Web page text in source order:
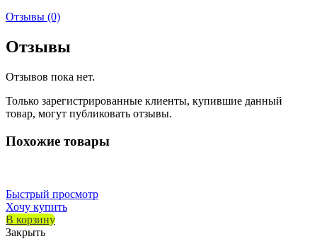
Отзывы (0)
Отзывы
Отзывов пока нет.
Только зарегистрированные клиенты, купившие данный
товар, могут публиковать отзывы.
Похожие товары
Быстрый просмотр
Хочу купить
В корзину
Закрыть